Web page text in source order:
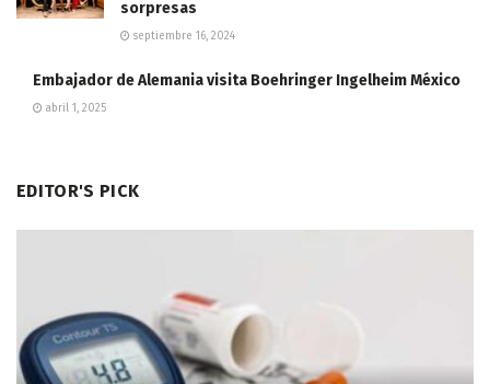
sorpresas
septiembre 16, 2024
Embajador de Alemania visita Boehringer Ingelheim México
abril 1, 2025
EDITOR'S PICK